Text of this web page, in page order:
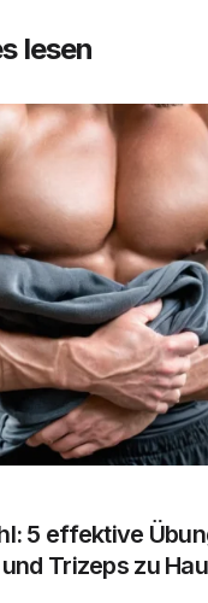
lesen
5 effektive
Trizeps zu